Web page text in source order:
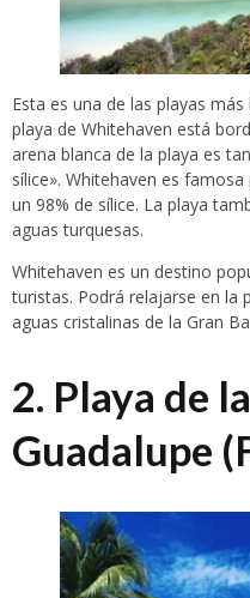
Esta es una de las playas
playa de Whitehaven está
arena blanca de la playa es
sílice». Whitehaven es
un 98% de sílice. La playa
aguas turquesas.
Whitehaven es un destino
turistas. Podrá relajarse en la
aguas cristalinas de la Gran
2. Playa de
Guadalupe